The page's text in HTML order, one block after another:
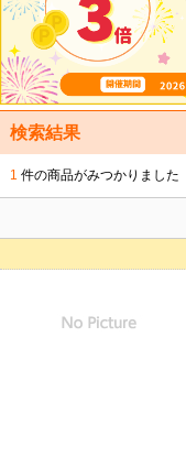
検索結果
1 件の商品がみつかりました